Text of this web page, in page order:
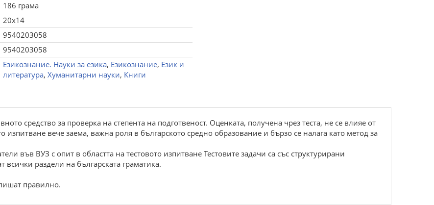
186 грама
20x14
9540203058
9540203058
Езикознание. Науки за езика, Езикознание, Език и
литература, Хуманитарни науки, Книги
средство за проверка на степента на подготвеност. Оценката, получена чрез теста, не се влияе от
изпитване вече заема, важна роля в българското средно образование и бързо се налага като метод за
във ВУЗ с опит в областта на тестовото изпитване Тестовите задачи са със структурирани
всички раздели на българската граматика.
правилно.